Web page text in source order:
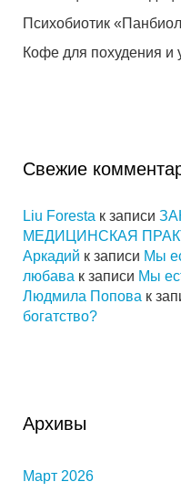
Психобиотик
Кофе для похудения и
Свежие
Liu Foresta к записи
МЕДИЦИНСКАЯ
Аркадий к записи Мы
любава к записи Мы
Людмила Попова к
богатство?
Архивы
Март 2026